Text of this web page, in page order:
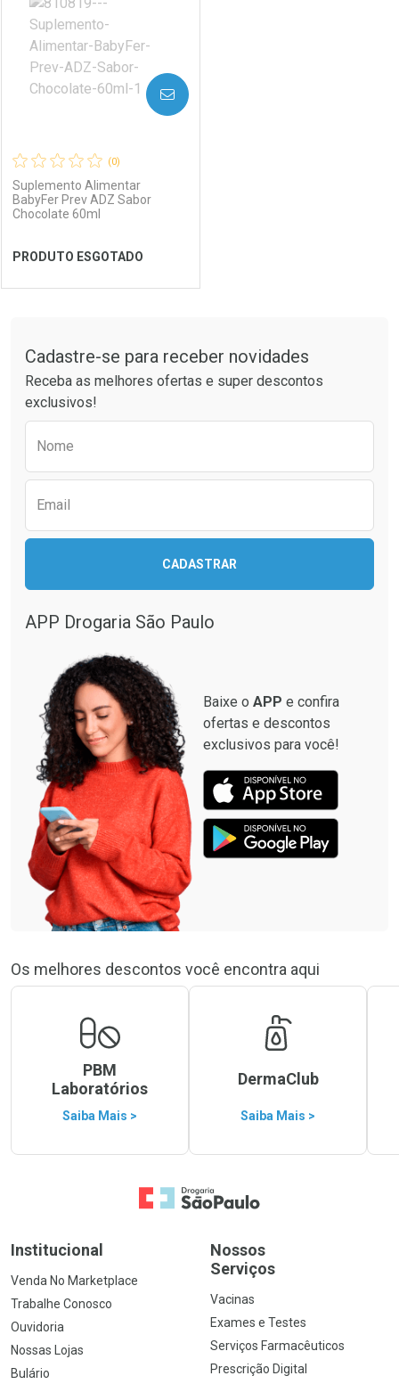
(0)
Suplemento Alimentar
BabyFer Prev ADZ Sabor
Chocolate 60ml
PRODUTO ESGOTADO
AVISE-ME
Laboratório
Por Menos
Cadastre-se para receber novidades
Receba as melhores ofertas e super descontos
exclusivos!
Nome
Email
CADASTRAR
APP Drogaria São Paulo
Baixe o APP e confira
ofertas e descontos
exclusivos para você!
Os melhores descontos você encontra aqui
PBM
Laboratórios
Saiba Mais >
DermaClub
Saiba Mais >
Ir para a Home
Institucional
Venda No Marketplace
Trabalhe Conosco
Ouvidoria
Nossas Lojas
Bulário
Nossos
Serviços
Vacinas
Exames e Testes
Serviços Farmacêuticos
Prescrição Digital